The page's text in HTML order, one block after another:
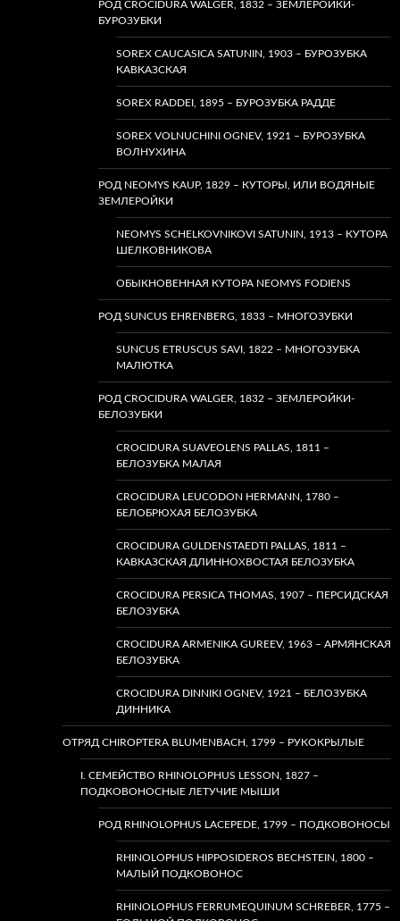
РОД CROCIDURA WALGER, 1832 – ЗЕМЛЕРОЙКИ-
БУРОЗУБКИ
SOREX CAUCASICA SATUNIN, 1903 – БУРОЗУБКА
КАВКАЗСКАЯ
SOREX RADDEI, 1895 – БУРОЗУБКА РАДДЕ
SOREX VOLNUCHINI OGNEV, 1921 – БУРОЗУБКА
ВОЛНУХИНА
РОД NEOMYS KAUP, 1829 – КУТОРЫ, ИЛИ ВОДЯНЫЕ
ЗЕМЛЕРОЙКИ
NEOMYS SCHELKOVNIKOVI SATUNIN, 1913 – КУТОРА
ШЕЛКОВНИКОВА
ОБЫКНОВЕННАЯ КУТОРА NEOMYS FODIENS
РОД SUNCUS EHRENBERG, 1833 – МНОГОЗУБКИ
SUNCUS ETRUSCUS SAVI, 1822 – МНОГОЗУБКА
МАЛЮТКА
РОД CROCIDURA WALGER, 1832 – ЗЕМЛЕРОЙКИ-
БЕЛОЗУБКИ
CROCIDURA SUAVEOLENS PALLAS, 1811 –
БЕЛОЗУБКА МАЛАЯ
CROCIDURA LEUCODON HERMANN, 1780 –
БЕЛОБРЮХАЯ БЕЛОЗУБКА
CROCIDURA GULDENSTAEDTI PALLAS, 1811 –
КАВКАЗСКАЯ ДЛИННОХВОСТАЯ БЕЛОЗУБКА
CROCIDURA PERSICA THOMAS, 1907 – ПЕРСИДСКАЯ
БЕЛОЗУБКА
CROCIDURA ARMENIKA GUREEV, 1963 – АРМЯНСКАЯ
БЕЛОЗУБКА
CROCIDURA DINNIKI OGNEV, 1921 – БЕЛОЗУБКА
ДИННИКА
ОТРЯД CHIROPTERA BLUMENBACH, 1799 – РУКОКРЫЛЫЕ
I. СЕМЕЙСТВО RHINOLOPHUS LESSON, 1827 –
ПОДКОВОНОСНЫЕ ЛЕТУЧИЕ МЫШИ
РОД RHINOLOPHUS LACEPEDE, 1799 – ПОДКОВОНОСЫ
RHINOLOPHUS HIPPOSIDEROS BECHSTEIN, 1800 –
МАЛЫЙ ПОДКОВОНОС
RHINOLOPHUS FERRUMEQUINUM SCHREBER, 1775 –